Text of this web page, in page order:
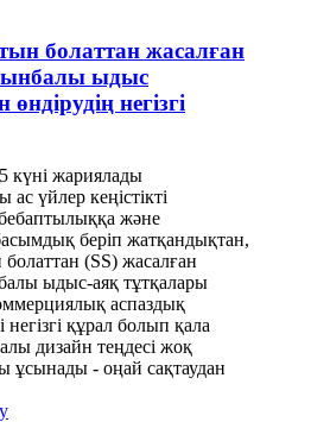
болаттан жасалған
ыдыс
негізгі
күні жариялады
ас үйлер кеңістікті
және
басымдық беріп жатқандықтан,
(SS) жасалған
ыдыс-аяқ тұтқалары
аспаздық
негізгі құрал болып қала
дизайн теңдесі жоқ
ұсынады - оңай сақтаудан